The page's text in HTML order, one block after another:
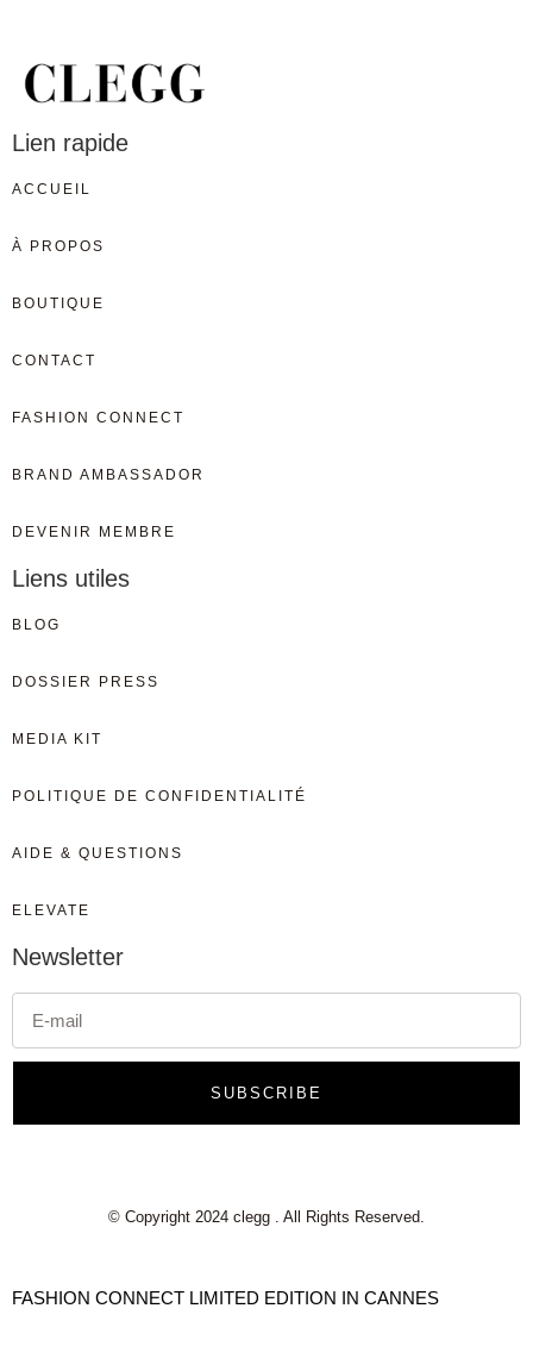
Lien rapide
ACCUEIL
À PROPOS
BOUTIQUE
CONTACT
FASHION CONNECT
BRAND AMBASSADOR
DEVENIR MEMBRE
Liens utiles
BLOG
DOSSIER PRESS
MEDIA KIT
POLITIQUE DE CONFIDENTIALITÉ
AIDE & QUESTIONS
ELEVATE
Newsletter
SUBSCRIBE
© Copyright 2024 clegg . All Rights Reserved.
FASHION CONNECT LIMITED EDITION IN CANNES